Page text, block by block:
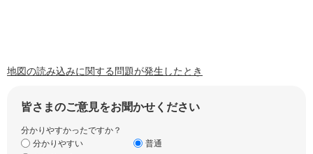
地図の読み込みに関する問題が発生したとき
皆さまのご意見をお聞かせください
分かりやすかったですか？
分かりやすい
普通